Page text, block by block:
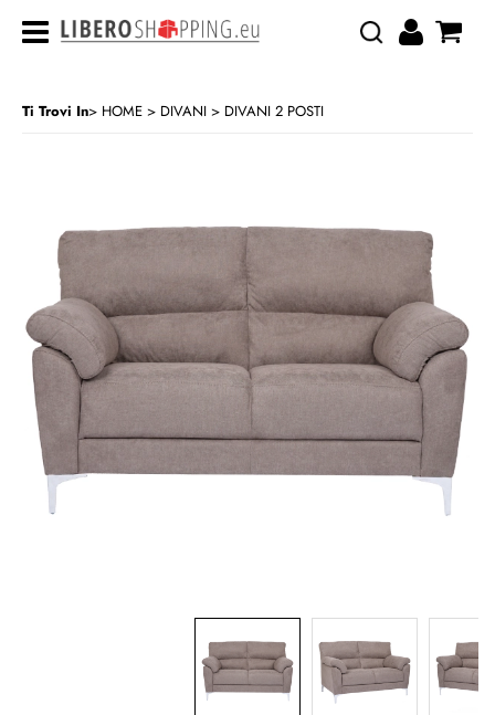
Ti Trovi In HOME DIVANI DIVANI 2 POSTI